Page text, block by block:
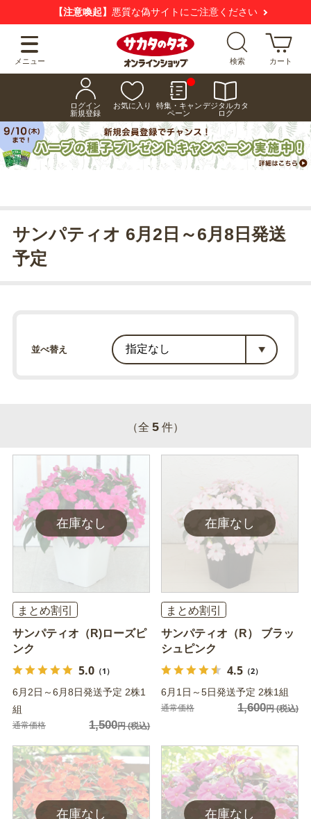
【注意喚起】 悪質な偽サイトにご注意ください
メニュー 検索 カート
ログイン
新規登録
お気に入り
特集・キャン
ペーン
デジタルカタ
ログ
サンパティオ 6月2日～6月8日発送
予定
並べ替え
（全 5 件）
まとめ割引
サンパティオ（R)ローズピ
ンク
5.0（1）
6月2日～6月8日発送予定 2株1
組
通常価格 1,500円(税込)
まとめ割引
サンパティオ（R） ブラッ
シュピンク
4.5（2）
6月1日～5日発送予定 2株1組
通常価格 1,600円(税込)